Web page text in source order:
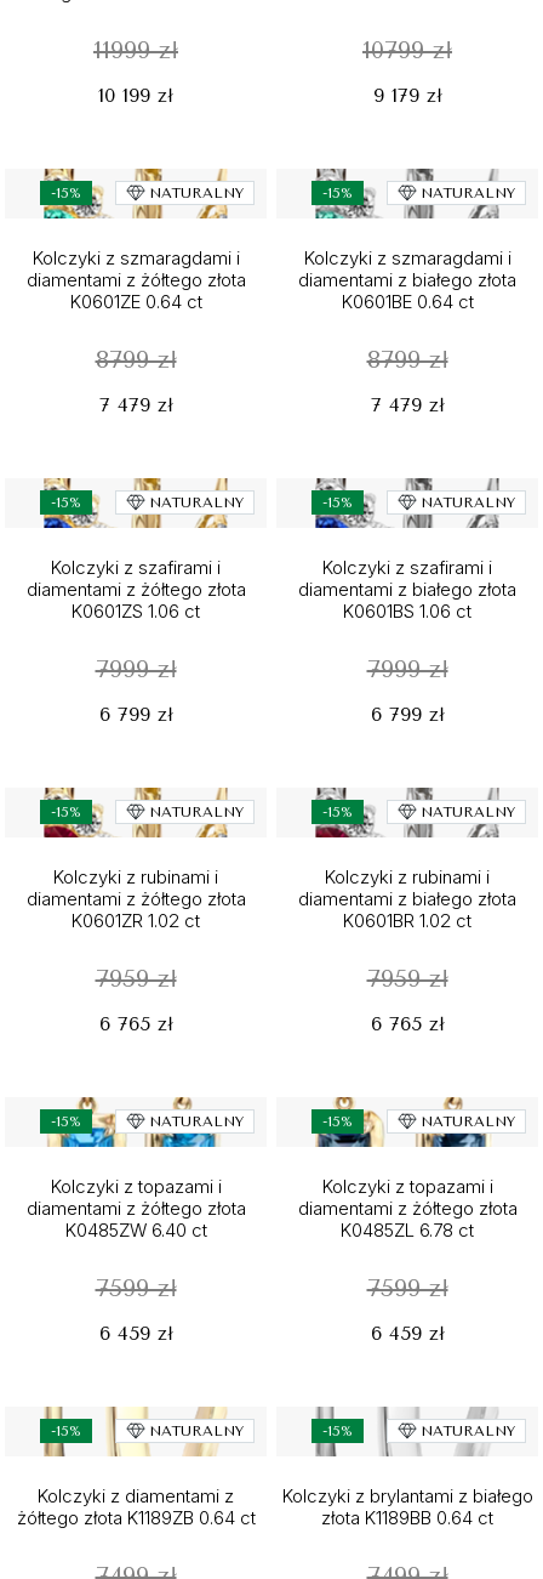
11999 zł
10 199 zł
10799 zł
9 179 zł
-15% NATURALNY
Kolczyki z szmaragdami i
diamentami z żółtego złota
K0601ZE 0.64 ct
8799 zł
7 479 zł
-15% NATURALNY
Kolczyki z szmaragdami i
diamentami z białego złota
K0601BE 0.64 ct
8799 zł
7 479 zł
-15% NATURALNY
Kolczyki z szafirami i
diamentami z żółtego złota
K0601ZS 1.06 ct
7999 zł
6 799 zł
-15% NATURALNY
Kolczyki z szafirami i
diamentami z białego złota
K0601BS 1.06 ct
7999 zł
6 799 zł
-15% NATURALNY
Kolczyki z rubinami i
diamentami z żółtego złota
K0601ZR 1.02 ct
7959 zł
6 765 zł
-15% NATURALNY
Kolczyki z rubinami i
diamentami z białego złota
K0601BR 1.02 ct
7959 zł
6 765 zł
-15% NATURALNY
Kolczyki z topazami i
diamentami z żółtego złota
K0485ZW 6.40 ct
7599 zł
6 459 zł
-15% NATURALNY
Kolczyki z topazami i
diamentami z żółtego złota
K0485ZL 6.78 ct
7599 zł
6 459 zł
-15% NATURALNY
Kolczyki z diamentami z
żółtego złota K1189ZB 0.64 ct
-15% NATURALNY
Kolczyki z brylantami z białego
złota K1189BB 0.64 ct